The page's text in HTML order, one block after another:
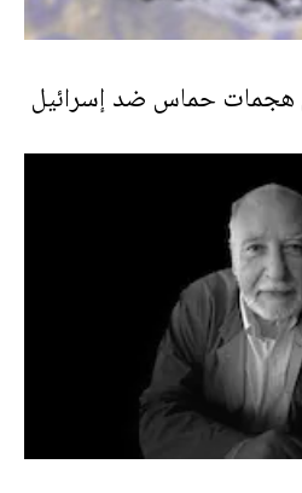
هجمات حماس ضد إسرائيل